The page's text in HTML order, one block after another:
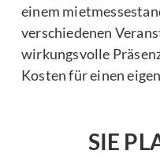
einem
verschiedenen
wirkungsvolle
Kosten für einen
SIE